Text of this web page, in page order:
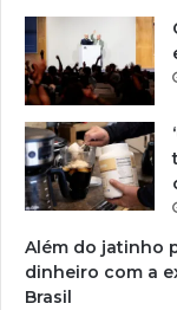
Além do jatinho
dinheiro com a
Brasil